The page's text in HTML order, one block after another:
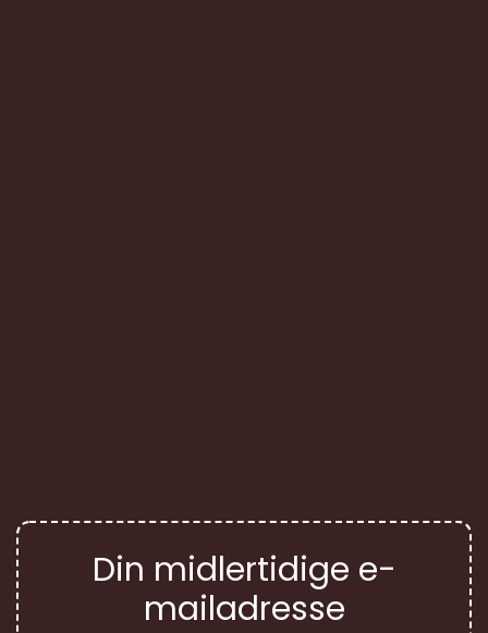
Din midlertidige e-
mailadresse